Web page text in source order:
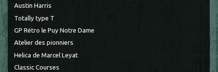
Austin Harris
Totally type T
GP Rétro le Puy Notre Dame
Atelier des pionniers
Helica de Marcel Leyat
Classic Courses